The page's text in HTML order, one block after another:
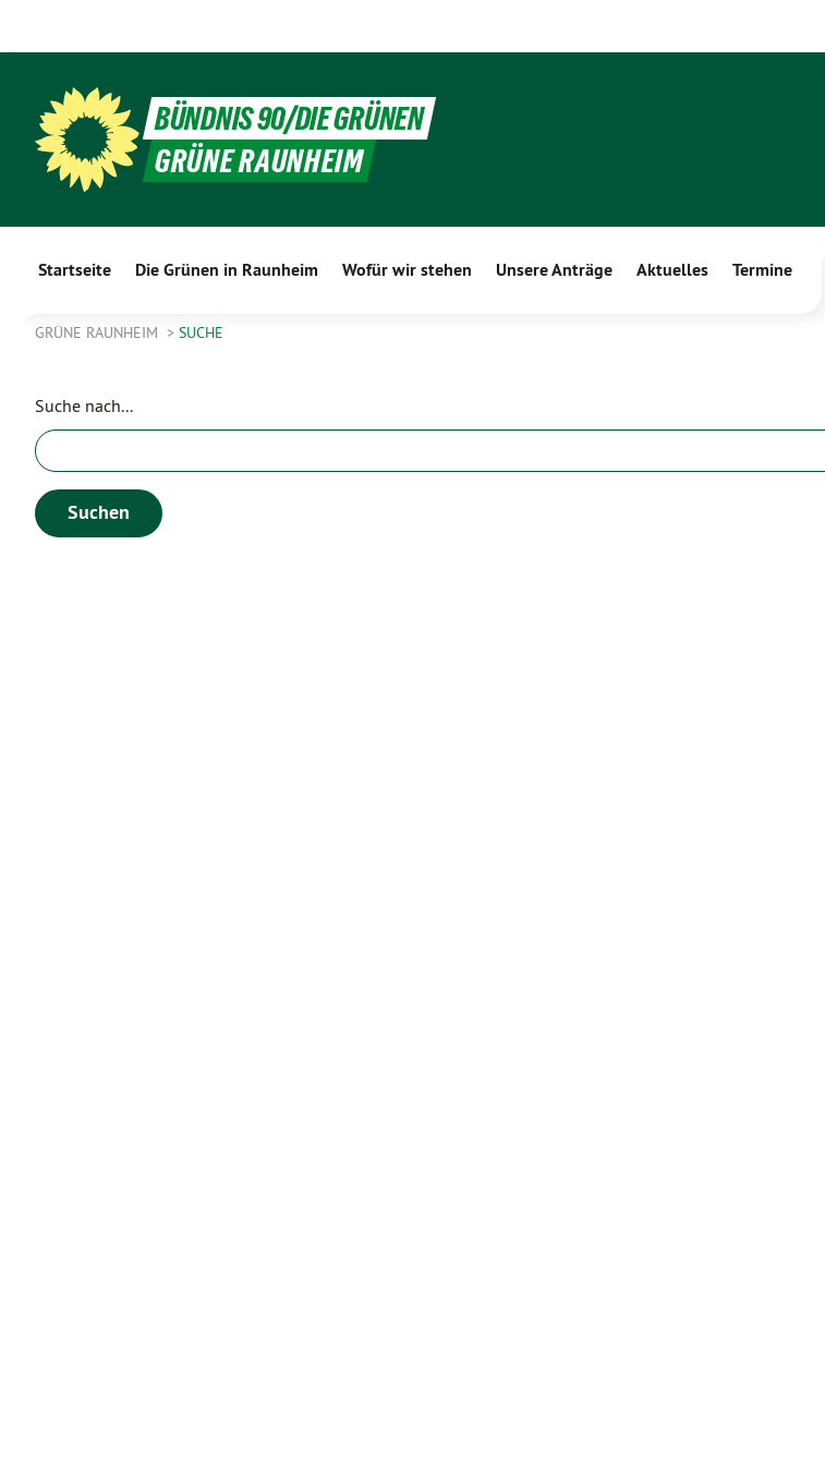
BÜNDNIS 90/DIE GRÜNEN
GRÜNE RAUNHEIM
Startseite Die Grünen in Raunheim Wofür wir stehen Unsere Anträge Aktuelles Termine
GRÜNE RAUNHEIM SUCHE
Suche nach...